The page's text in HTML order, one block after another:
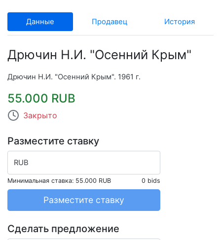
Данные Продавец История
Дрючин Н.И. "Осенний Крым"
Дрючин Н.И. "Осенний Крым". 1961 г.
55.000 RUB
Закрыто
Разместите ставку
RUB
Минимальная ставка: 55.000 RUB 0 bids
Разместите ставку
Сделать предложение